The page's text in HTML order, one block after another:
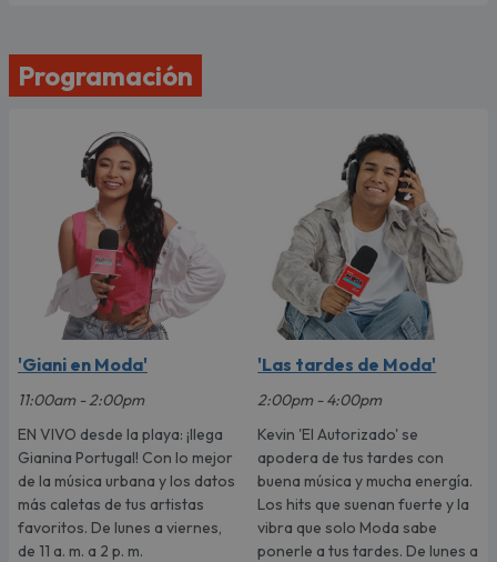
Programación
'Giani en Moda'
11:00am - 2:00pm
EN VIVO desde la playa: ¡llega
Gianina Portugal! Con lo mejor
de la música urbana y los datos
más caletas de tus artistas
favoritos. De lunes a viernes,
de 11 a. m. a 2 p. m.
'Las tardes de Moda'
2:00pm - 4:00pm
Kevin 'El Autorizado' se
apodera de tus tardes con
buena música y mucha energía.
Los hits que suenan fuerte y la
vibra que solo Moda sabe
ponerle a tus tardes. De lunes a